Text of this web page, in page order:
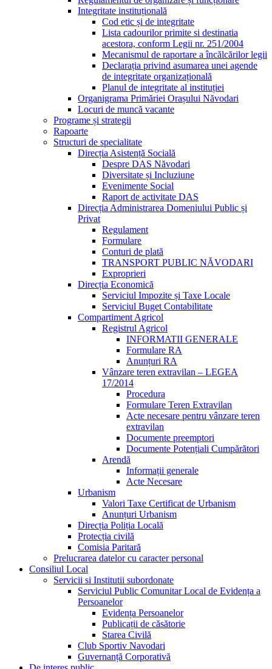
Integritate instituțională
Cod etic și de integritate
Lista cadourilor primite si destinatia
acestora, conform Legii nr. 251/2004
Mecanismul de raportare a încălcărilor legii
Declarația privind asumarea unei agende
de integritate organizațională
Planul de integritate al instituției
Organigrama Primăriei Orașului Năvodari
Locuri de muncă vacante
Programe și strategii
Rapoarte
Structuri de specialitate
Direcția Asistență Socială
Despre DAS Năvodari
Diversitate și Incluziune
Evenimente Social
Raport de activitate DAS
Direcția Administrarea Domeniului Public și
Privat
Regulament
Formulare
Conturi de plată
TRANSPORT PUBLIC NĂVODARI
Exproprieri
Direcția Economică
Serviciul Impozite și Taxe Locale
Serviciul Buget Contabilitate
Compartiment Agricol
Registrul Agricol
INFORMATII GENERALE
Formulare RA
Anunțuri RA
Vânzare teren extravilan – LEGEA
17/2014
Procedura
Formulare Teren Extravilan
Acte necesare pentru vânzare teren
extravilan
Documente preemptori
Documente Potențiali Cumpărători
Arendă
Informații generale
Acte Necesare
Urbanism
Valori Taxe Certificat de Urbanism
Anunțuri Urbanism
Direcția Poliția Locală
Protecția civilă
Comisia Paritară
Prelucrarea datelor cu caracter personal
Consiliul Local
Servicii si Institutii subordonate
Serviciul Public Comunitar Local de Evidența a
Persoanelor
Evidența Persoanelor
Publicații de căsătorie
Starea Civilă
Club Sportiv Navodari
Guvernanță Corporativă